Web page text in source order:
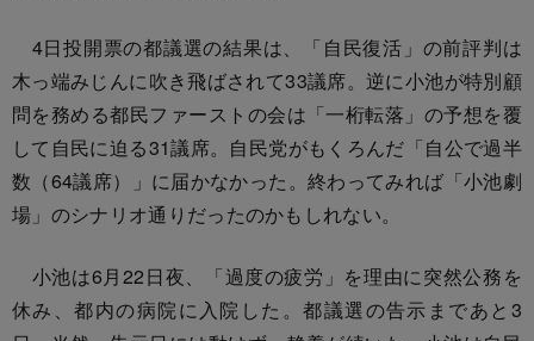
4日投開票の都議選の結果は、「自民復活」の前評判は
木っ端みじんに吹き飛ばされて33議席。逆に小池が特別顧
問を務める都民ファーストの会は「一桁転落」の予想を覆
して自民に迫る31議席。自民党がもくろんだ「自公で過半
数（64議席）」に届かなかった。終わってみれば「小池劇
場」のシナリオ通りだったのかもしれない。
小池は6月22日夜、「過度の疲労」を理由に突然公務を
休み、都内の病院に入院した。都議選の告示まであと3